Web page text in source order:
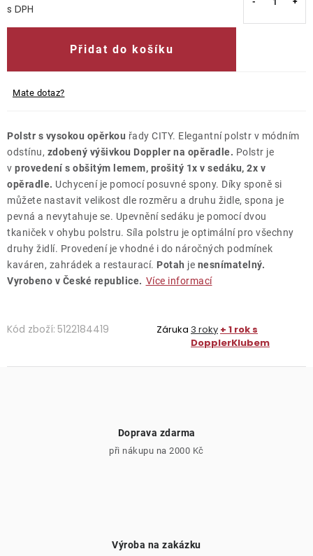
Přidat do košíku
Mate dotaz?
Polstr s vysokou opěrkou řady CITY. Elegantní polstr v módním
odstínu, zdobený výšivkou Doppler na opěradle. Polstr je
v provedení s obšitým lemem, prošitý 1x v sedáku, 2x v
opěradle. Uchycení je pomocí posuvné spony. Díky sponě si
můžete nastavit velikost dle rozměru a druhu židle, spona je
pevná a nevytahuje se. Upevnění sedáku je pomocí dvou
tkaniček v ohybu polstru. Síla polstru je optimální pro všechny
druhy židlí. Provedení je vhodné i do náročných podmínek
kaváren, zahrádek a restaurací. Potah je nesnímatelný.
Vyrobeno v České republice. Více informací
Kód zboží: 5122184419 Záruka 3 roky + 1 rok s
DopplerKlubem
Doprava zdarma
při nákupu na 2000 Kč
Výroba na zakázku